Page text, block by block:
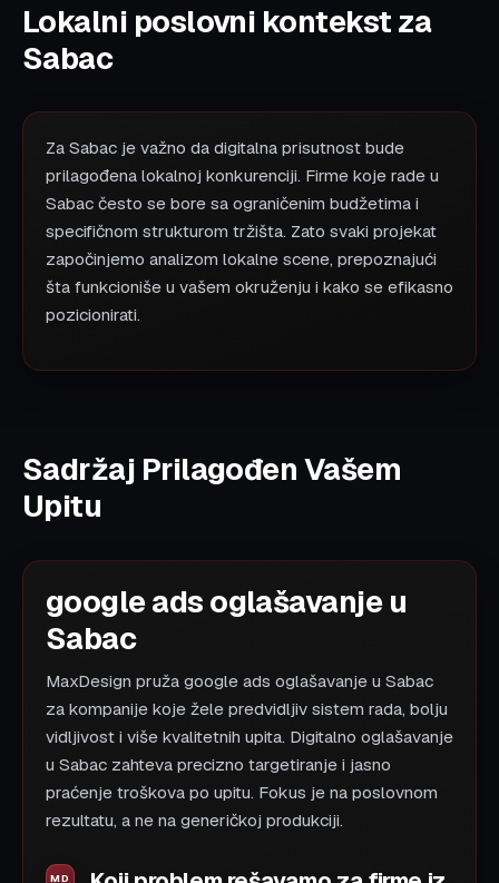
Lokalni poslovni kontekst za
Sabac
Za Sabac je važno da digitalna prisutnost bude
prilagođena lokalnoj konkurenciji. Firme koje rade u
Sabac često se bore sa ograničenim budžetima i
specifičnom strukturom tržišta. Zato svaki projekat
započinjemo analizom lokalne scene, prepoznajući
šta funkcioniše u vašem okruženju i kako se efikasno
pozicionirati.
Sadržaj Prilagođen Vašem
Upitu
google ads oglašavanje u
Sabac
MaxDesign pruža google ads oglašavanje u Sabac
za kompanije koje žele predvidljiv sistem rada, bolju
vidljivost i više kvalitetnih upita. Digitalno oglašavanje
u Sabac zahteva precizno targetiranje i jasno
praćenje troškova po upitu. Fokus je na poslovnom
rezultatu, a ne na generičkoj produkciji.